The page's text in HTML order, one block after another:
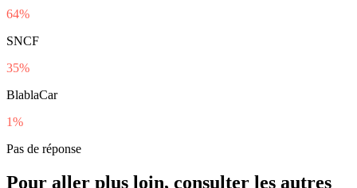
64%
SNCF
35%
BlablaCar
1%
Pas de réponse
Pour aller plus loin, consulter les autres